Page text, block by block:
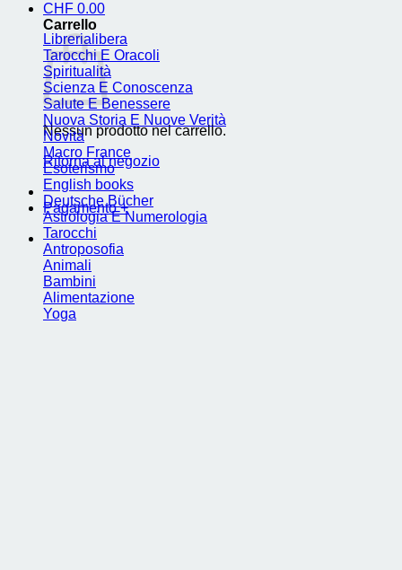
CHF 0.00
Carrello
Nessun prodotto nel carrello.
Ritorna al negozio
Pagamento +
Librerialibera
Tarocchi E Oracoli
Spiritualità
Scienza E Conoscenza
Salute E Benessere
Nuova Storia E Nuove Verità
Novità
Macro France
Esoterismo
English books
Deutsche Bücher
Astrologia E Numerologia
Tarocchi
Antroposofia
Animali
Bambini
Alimentazione
Yoga